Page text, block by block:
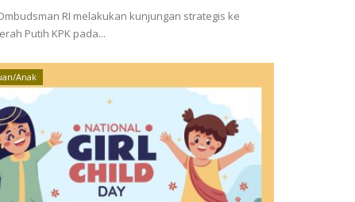
RI melakukan kunjungan strategis ke
Putih KPK pada...
Anak